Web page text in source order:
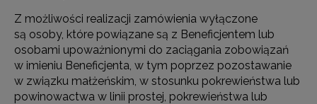
Z możliwości realizacji zamówienia wyłączone
są osoby, które powiązane są z Beneficjentem lub
osobami upoważnionymi do zaciągania zobowiązań
w imieniu Beneficjenta, w tym poprzez pozostawanie
w związku małżeńskim, w stosunku pokrewieństwa lub
powinowactwa w linii prostej, pokrewieństwa lub